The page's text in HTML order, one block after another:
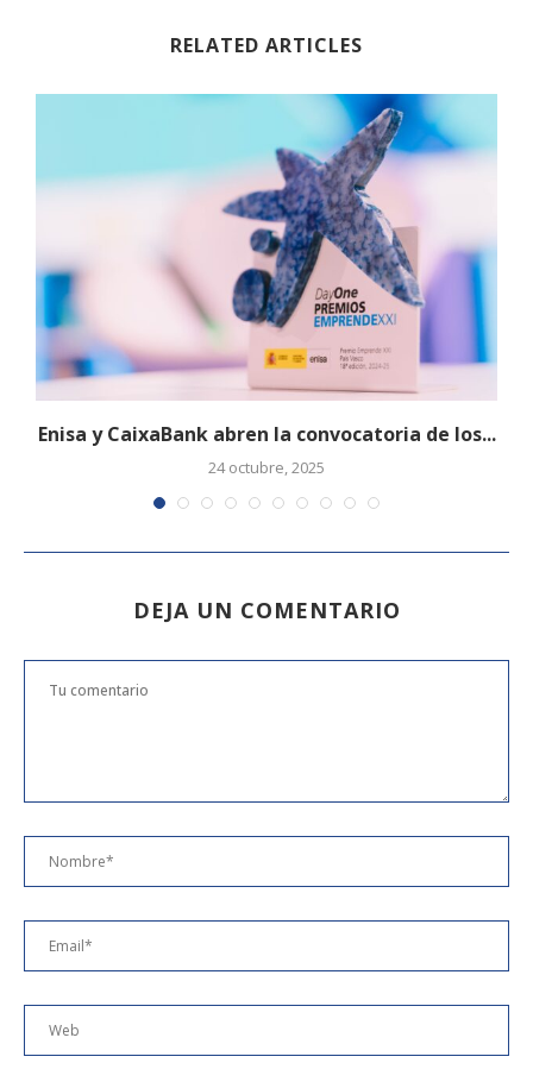
RELATED ARTICLES
Enisa y CaixaBank abren la convocatoria de los...
24 octubre, 2025
DEJA UN COMENTARIO